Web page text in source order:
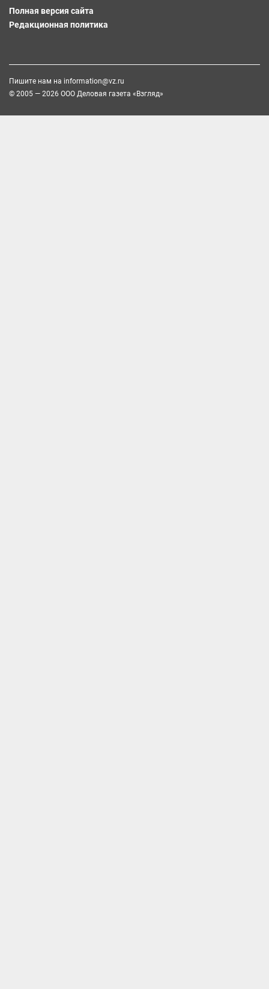
Полная версия сайта
Редакционная политика
Пишите нам на information@vz.ru
© 2005 — 2026 ООО Деловая газета «Взгляд»